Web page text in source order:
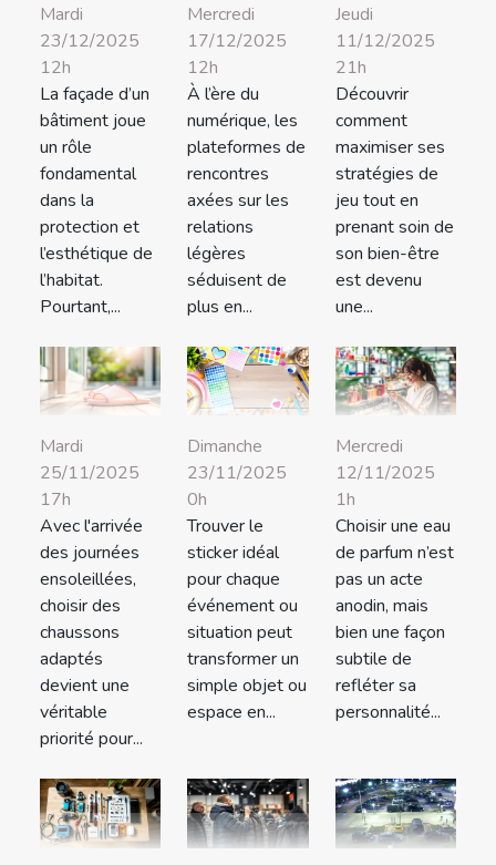
Mardi
23/12/2025
12h
La façade d’un
bâtiment joue
un rôle
fondamental
dans la
protection et
l’esthétique de
l’habitat.
Pourtant,...
Mercredi
17/12/2025
12h
À l’ère du
numérique, les
plateformes de
rencontres
axées sur les
relations
légères
séduisent de
plus en...
Jeudi
11/12/2025
21h
Découvrir
comment
maximiser ses
stratégies de
jeu tout en
prenant soin de
son bien-être
est devenu
une...
Mardi
25/11/2025
17h
Avec l'arrivée
des journées
ensoleillées,
choisir des
chaussons
adaptés
devient une
véritable
priorité pour...
Dimanche
23/11/2025
0h
Trouver le
sticker idéal
pour chaque
événement ou
situation peut
transformer un
simple objet ou
espace en...
Mercredi
12/11/2025
1h
Choisir une eau
de parfum n’est
pas un acte
anodin, mais
bien une façon
subtile de
refléter sa
personnalité...